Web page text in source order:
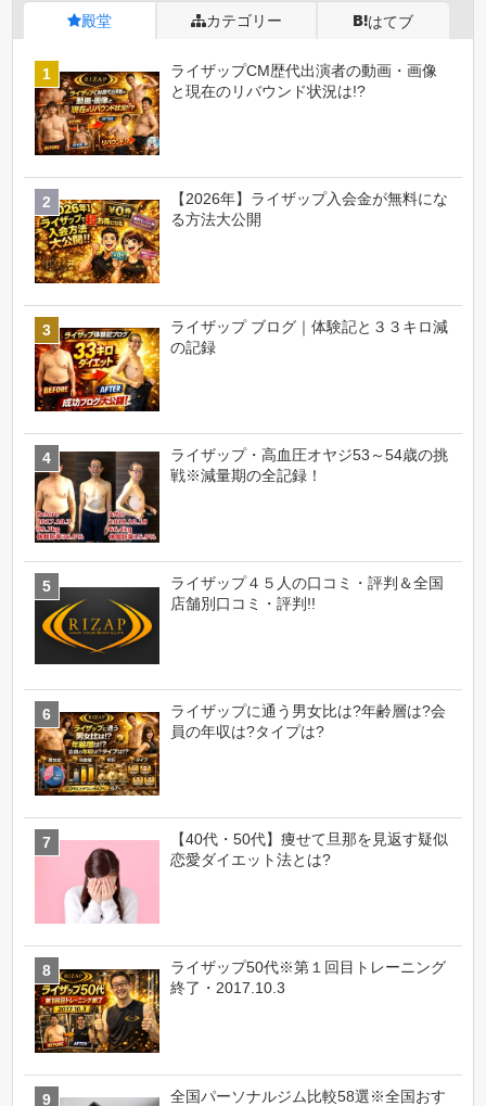
殿堂 カテゴリー はてブ
ライザップCM歴代出演者の動画・画像
と現在のリバウンド状況は!?
【2026年】ライザップ入会金が無料にな
る方法大公開
ライザップ ブログ｜体験記と３３キロ減
の記録
ライザップ・高血圧オヤジ53～54歳の挑
戦※減量期の全記録！
ライザップ４５人の口コミ・評判＆全国
店舗別口コミ・評判!!
ライザップに通う男女比は?年齢層は?会
員の年収は?タイプは?
【40代・50代】痩せて旦那を見返す疑似
恋愛ダイエット法とは?
ライザップ50代※第１回目トレーニング
終了・2017.10.3
全国パーソナルジム比較58選※全国おす